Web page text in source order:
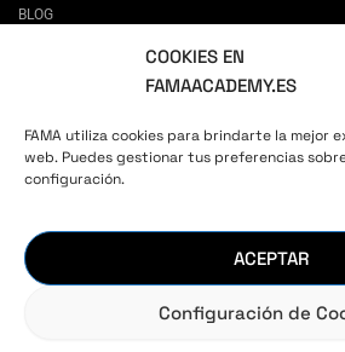
COOKIES EN
FAMAACADEMY.ES
FAMA utiliza cookies para brindarte la mejor
web. Puedes gestionar tus preferencias
configuración.
ACEPTAR
Configuración de
BLOG
ESCUELA DE MODELOS EN MADRID
CÓMO SER MODELO
CASTINGS
AUTOESTIMA Y CONFIANZA
CURSO ONLINE DE CASTING
CURSO ONLINE DE POSADO